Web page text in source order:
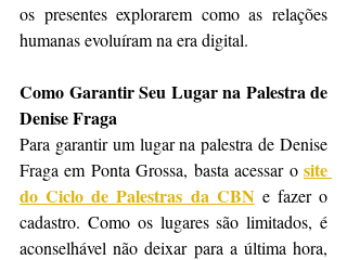
os presentes explorarem como as relações
humanas evoluíram na era digital.
Como Garantir Seu Lugar na Palestra de
Denise Fraga
Para garantir um lugar na palestra de Denise
Fraga em Ponta Grossa, basta acessar o site
do Ciclo de Palestras da CBN e fazer o
cadastro. Como os lugares são limitados, é
aconselhável não deixar para a última hora,